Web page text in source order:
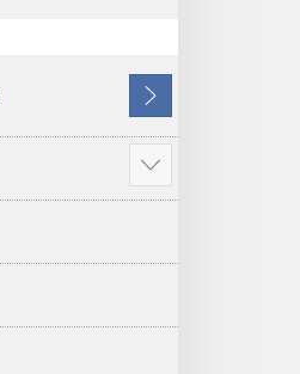
界
本
下
一
页显
示
多